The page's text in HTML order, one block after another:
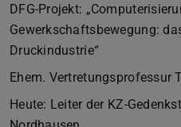
DFG-Projekt:
Gewerkschaftsbewegung:
Druckindustrie“
Ehem. Vertretungsprofessur
Heute: Leiter der KZ-